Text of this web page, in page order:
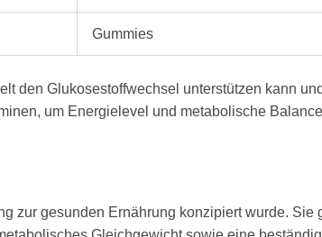
Gummies
den Glukosestoffwechsel unterstützen kann
um Energielevel und metabolische
zur gesunden Ernährung konzipiert wurde.